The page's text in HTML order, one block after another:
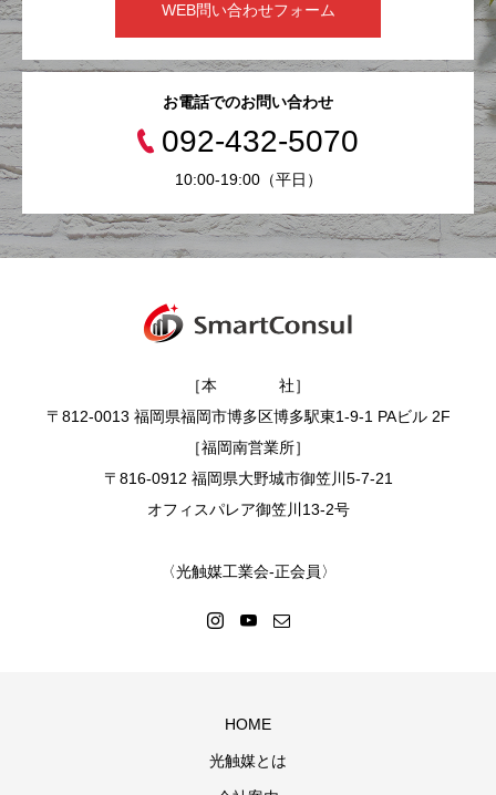
WEB問い合わせフォーム
お電話でのお問い合わせ
092-432-5070
10:00-19:00（平日）
［本 社］
〒812-0013 福岡県福岡市博多区博多駅東1-9-1 PAビル 2F
［福岡南営業所］
〒816-0912 福岡県大野城市御笠川5-7-21
オフィスパレア御笠川13-2号
〈光触媒工業会-正会員〉
HOME
光触媒とは